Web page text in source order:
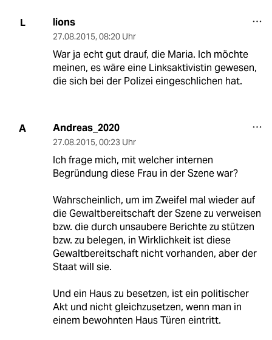
L lions
27.08.2015, 08:20 Uhr
War ja echt gut drauf, die Maria. Ich möchte
meinen, es wäre eine Linksaktivistin gewesen,
die sich bei der Polizei eingeschlichen hat.
A Andreas_2020
27.08.2015, 00:23 Uhr
Ich frage mich, mit welcher internen
Begründung diese Frau in der Szene war?
Wahrscheinlich, um im Zweifel mal wieder auf
die Gewaltbereitschaft der Szene zu verweisen
bzw. die durch unsaubere Berichte zu stützen
bzw. zu belegen, in Wirklichkeit ist diese
Gewaltbereitschaft nicht vorhanden, aber der
Staat will sie.
Und ein Haus zu besetzen, ist ein politischer
Akt und nicht gleichzusetzen, wenn man in
einem bewohnten Haus Türen eintritt.